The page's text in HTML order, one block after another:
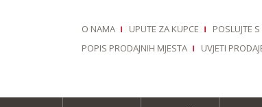
O NAMA UPUTE ZA KUPCE POSLUJTE
POPIS PRODAJNIH MJESTA
UVJETI